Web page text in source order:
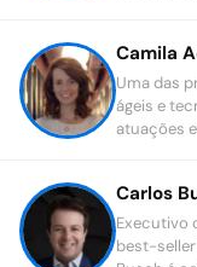
Camila
Uma das
ágeis e
atuações
Carlos
Executivo
best-seller